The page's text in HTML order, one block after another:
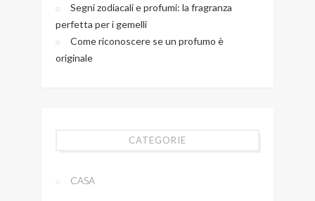
Segni zodiacali e profumi: la fragranza
perfetta per i gemelli
Come riconoscere se un profumo è
originale
CATEGORIE
CASA